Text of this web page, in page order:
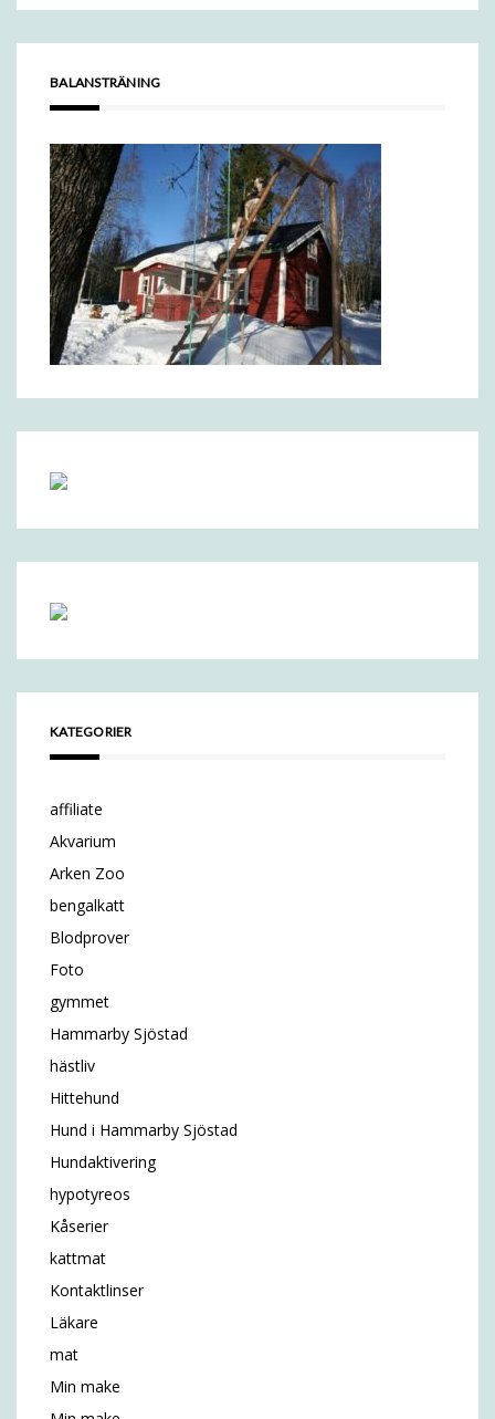
BALANSTRÄNING
KATEGORIER
affiliate
Akvarium
Arken Zoo
bengalkatt
Blodprover
Foto
gymmet
Hammarby Sjöstad
hästliv
Hittehund
Hund i Hammarby Sjöstad
Hundaktivering
hypotyreos
Kåserier
kattmat
Kontaktlinser
Läkare
mat
Min make